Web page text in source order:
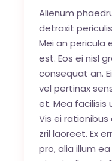
Alienum
detraxit
Mei an pericula
est. Eos ei nisl
consequat an.
vel pertinax
et. Mea facilisis
Vis ei
zril laoreet. Ex
pro, alia illum